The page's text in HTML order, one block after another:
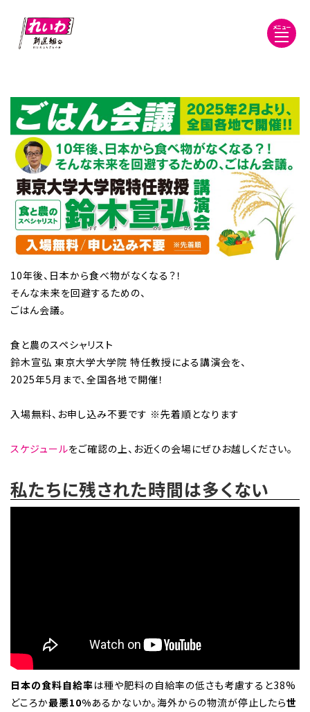
メニュー
10年後、日本から食べ物がなくなる？！
そんな未来を回避するための、
ごはん会議。
食と農のスペシャリスト
鈴木宣弘 東京大学大学院 特任教授による講演会を、
2025年5月まで、全国各地で開催！
入場無料、お申し込み不要です ※先着順となります
スケジュールをご確認の上、お近くの会場にぜひお越しください。
私たちに残された時間は多くない
日本の食料自給率は種や肥料の自給率の低さも考慮すると38%
どころか最悪10%あるかないか。海外からの物流が停止したら世